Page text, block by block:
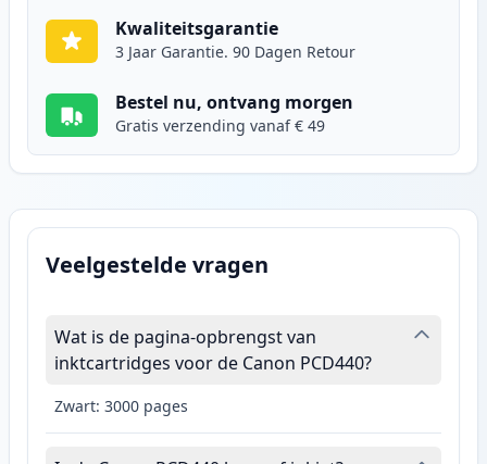
Kwaliteitsgarantie
3 Jaar Garantie. 90 Dagen Retour
Bestel nu, ontvang morgen
Gratis verzending vanaf € 49
Veelgestelde vragen
Wat is de pagina-opbrengst van
inktcartridges voor de Canon PCD440?
Zwart: 3000 pages